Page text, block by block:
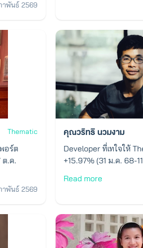
าพันธ์ 2569
Thematic
อร์ต
ต.ค.
าพันธ์ 2569
คุณวริทธิ นวมงาม
Developer ที่เทใจให้
+15.97% (31 ม.ค. 68-
Read more